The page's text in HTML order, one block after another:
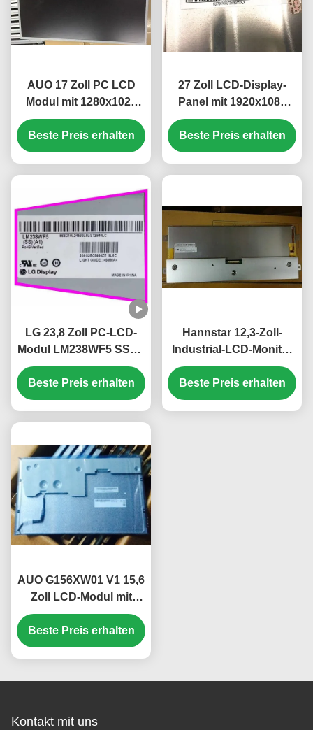
AUO 17 Zoll PC LCD
Modul mit 1280x1024
Pixeln und 51 PIN
Anschluss
M170ETN01.1
Beste Preis erhalten
27 Zoll LCD-Display-
Panel mit 1920x1080
Pixeln FHD-Auflösung
und 300 cd/m² Helligkeit
Beste Preis erhalten
LG 23,8 Zoll PC-LCD-
Modul LM238WF5 SSA1
FHD 250 cd/m2 IPS-
Display für Desktop-PC
Beste Preis erhalten
Hannstar 12,3-Zoll-
Industrial-LCD-Monitor
mit 1920*720 Pixeln und
16,7M Farb-PC-LCD-
Display
Beste Preis erhalten
AUO G156XW01 V1 15,6
Zoll LCD-Modul mit
1366*768 Pixeln 400
CCD M2 Helligkeit und
50K Stunden
Beste Preis erhalten
Kontakt mit uns